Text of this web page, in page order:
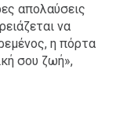
απολαύσεις
να
η πόρτα
σου ζωή»,